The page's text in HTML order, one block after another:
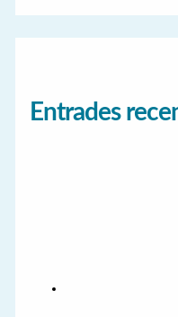
Entrades